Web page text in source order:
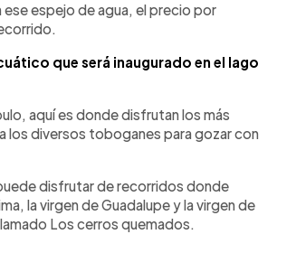
espejo de agua, el precio por
que será inaugurado en el lago
aquí es donde disfrutan los más
los diversos toboganes para gozar con
disfrutar de recorridos donde
la virgen de Guadalupe y la virgen de
Los cerros quemados.